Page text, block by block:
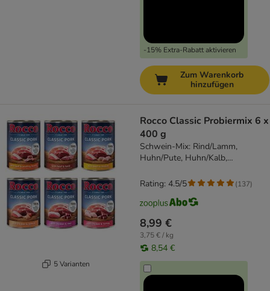
-15% Extra-Rabatt aktivieren
Zum Warenkorb
hinzufügen
5 Varianten
Rocco Classic Probiermix 6 x
400 g
Schwein-Mix: Rind/Lamm,
Huhn/Pute, Huhn/Kalb,
Rind/Huhn
8,99 €
3,75 € / kg
8,54 €
Rating: 4.5/5 (137)